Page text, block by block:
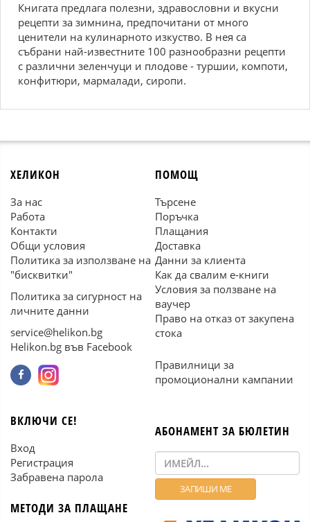
Книгата предлага полезни, здравословни и вкусни
рецепти за зимнина, предпочитани от много
ценители на кулинарното изкуство. В нея са
събрани най-известните 100 разнообразни рецепти
с различни зеленчуци и плодове - туршии, компоти,
конфитюри, мармалади, сиропи.
ХЕЛИКОН
За нас
Работа
Контакти
Общи условия
Политика за използване на
"бисквитки"
Политика за сигурност на
личните данни
service@helikon.bg
Helikon.bg във Facebook
ПОМОЩ
Търсене
Поръчка
Плащания
Доставка
Данни за клиента
Как да свалим е-книги
Условия за ползване на
ваучер
Право на отказ от закупена
стока
Правилници за
промоционални кампании
ВКЛЮЧИ СЕ!
Вход
Регистрация
Забравена парола
МЕТОДИ ЗА ПЛАЩАНЕ
АБОНАМЕНТ ЗА БЮЛЕТИН